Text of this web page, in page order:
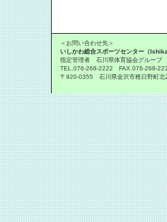
＜お問い合わせ先＞
いしかわ総合スポーツセンター（
指定管理者 石川県体育協会グループ
TEL.076-268-2222 FAX.076-268-
〒920-0355 石川県金沢市稚日野町北